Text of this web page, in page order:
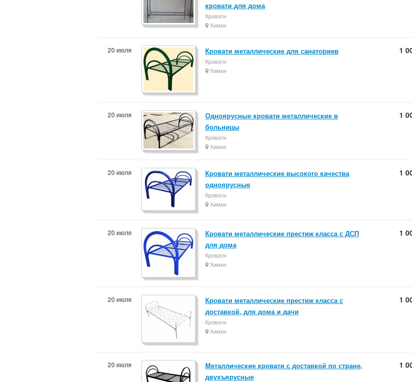
кровати для дома
Кровати
Химки
20 июля Кровати металлические для санаториев
Кровати
Химки
1
20 июля
Одноярусные кровати металлические в
больницы
Кровати
Химки
1
20 июля
Кровати металлические высокого качества
одноярусные
Кровати
Химки
1
20 июля
Кровати металлические престиж класса с ДСП
для дома
Кровати
Химки
1
20 июля
Кровати металлические престиж класса с
доставкой, для дома и дачи
Кровати
Химки
1
20 июля
Металлические кровати с доставкой по стране,
двухъярусные
1